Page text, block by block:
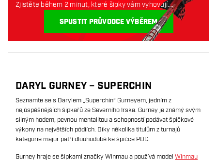
Zjistěte během 2 minut, které šipky vám vyhovují.
SPUSTIT PRŮVODCE VÝBĚREM
DARYL GURNEY – SUPERCHIN
Seznamte se s Darylem „Superchin“ Gurneyem, jedním z
nejúspěšnějších šipkařů ze Severního Irska. Gurney je známý svým
silným hodem, pevnou mentalitou a schopností podávat špičkové
výkony na největších pódiích. Díky několika titulům z turnajů
kategorie major patří dlouhodobě ke špičce PDC.
Gurney hraje se šipkami značky Winmau a používá model Winmau